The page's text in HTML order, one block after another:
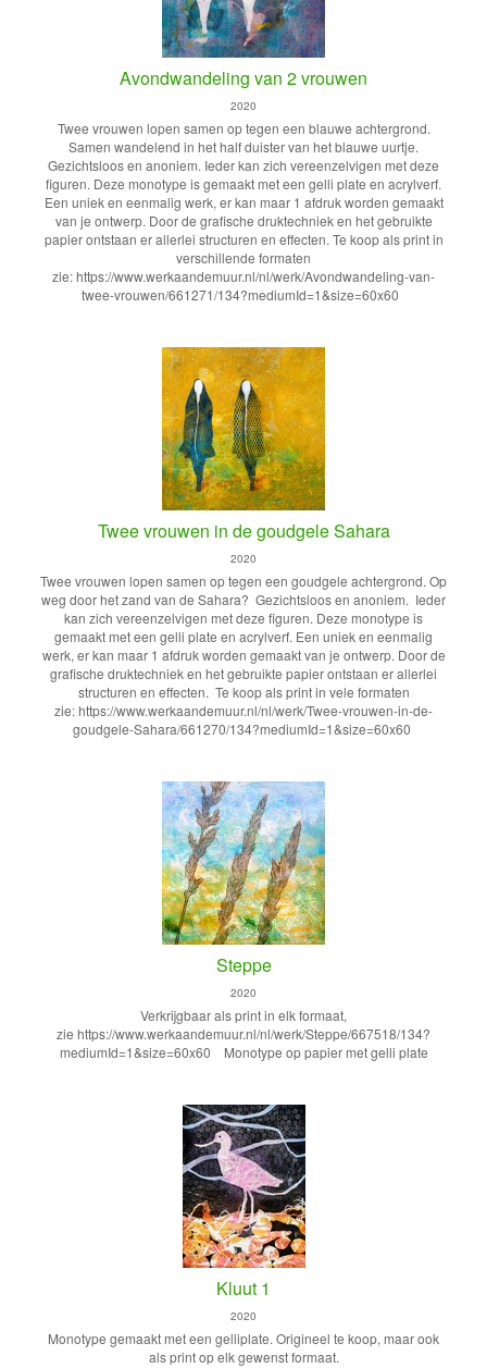
Avondwandeling van 2 vrouwen
2020
Twee vrouwen lopen samen op tegen een blauwe achtergrond.
Samen wandelend in het half duister van het blauwe uurtje.
Gezichtsloos en anoniem. Ieder kan zich vereenzelvigen met deze
figuren. Deze monotype is gemaakt met een gelli plate en acrylverf.
Een uniek en eenmalig werk, er kan maar 1 afdruk worden gemaakt
van je ontwerp. Door de grafische druktechniek en het gebruikte
papier ontstaan er allerlei structuren en effecten. Te koop als print in
verschillende formaten
zie: https://www.werkaandemuur.nl/nl/werk/Avondwandeling-van-
twee-vrouwen/661271/134?mediumId=1&size=60x60
Twee vrouwen in de goudgele Sahara
2020
Twee vrouwen lopen samen op tegen een goudgele achtergrond. Op
weg door het zand van de Sahara? Gezichtsloos en anoniem. Ieder
kan zich vereenzelvigen met deze figuren. Deze monotype is
gemaakt met een gelli plate en acrylverf. Een uniek en eenmalig
werk, er kan maar 1 afdruk worden gemaakt van je ontwerp. Door de
grafische druktechniek en het gebruikte papier ontstaan er allerlei
structuren en effecten. Te koop als print in vele formaten
zie: https://www.werkaandemuur.nl/nl/werk/Twee-vrouwen-in-de-
goudgele-Sahara/661270/134?mediumId=1&size=60x60
Steppe
2020
Verkrijgbaar als print in elk formaat,
zie https://www.werkaandemuur.nl/nl/werk/Steppe/667518/134?
mediumId=1&size=60x60 Monotype op papier met gelli plate
Kluut 1
2020
Monotype gemaakt met een gelliplate. Origineel te koop, maar ook
als print op elk gewenst formaat.